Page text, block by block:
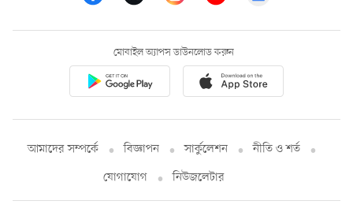
মোবাইল অ্যাপস ডাউনলোড করুন
আমাদের সম্পর্কে বিজ্ঞাপন সার্কুলেশন
নীতি ও শর্ত
যোগাযোগ
নিউজলেটার